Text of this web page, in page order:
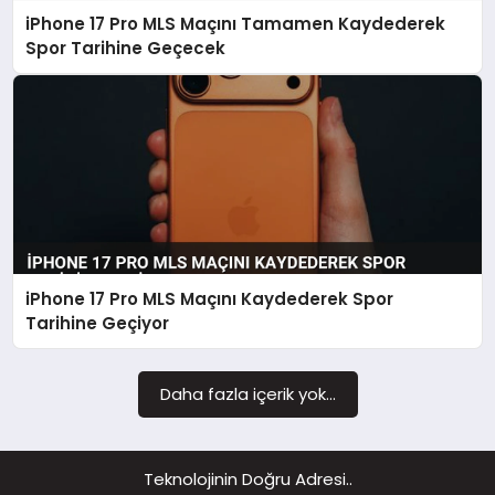
MAGAZIN
iPhone 17 Pro MLS Maçını Tamamen Kaydederek
Spor Tarihine Geçecek
iPhone 17 Pro MLS Maçını Kaydederek Spor
Tarihine Geçiyor
Daha fazla içerik yok...
Teknolojinin Doğru Adresi..